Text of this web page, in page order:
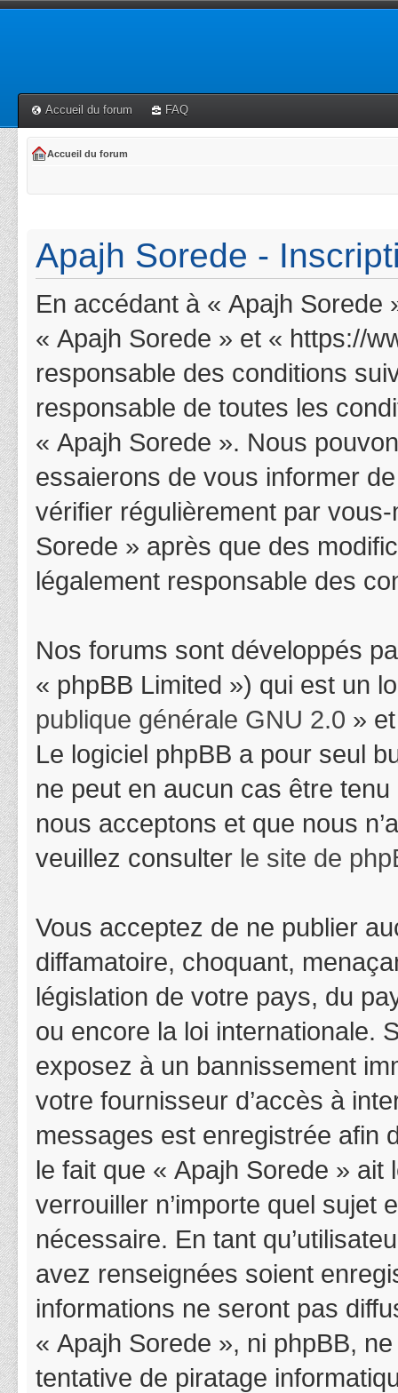
Accueil du forum FAQ
Accueil du forum
Apajh Sorede -
En accédant à « Apajh
« Apajh Sorede » et « https://
responsable des conditions
responsable de toutes les
« Apajh Sorede ». Nous
essaierons de vous informer
vérifier régulièrement par
Sorede » après que des
légalement responsable des
Nos forums sont développés
« phpBB Limited ») qui est un
publique générale GNU 2.0 »
Le logiciel phpBB a pour seul
ne peut en aucun cas être
nous acceptons et que nous
veuillez consulter le site de
Vous acceptez de ne publier
diffamatoire, choquant,
législation de votre pays, du
ou encore la loi internationale.
exposez à un bannissement
votre fournisseur d’accès à
messages est enregistrée afin
le fait que « Apajh Sorede »
verrouiller n’importe quel sujet
nécessaire. En tant
avez renseignées soient
informations ne seront pas
« Apajh Sorede », ni phpBB,
tentative de piratage